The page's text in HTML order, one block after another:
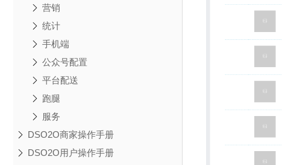
营销
统计
手机端
公众号配置
平台配送
跑腿
服务
DSO2O商家操作手册
DSO2O用户操作手册